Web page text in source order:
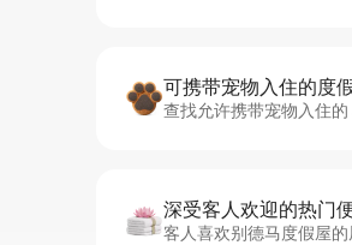
可携带宠物入住的度
查找允许携带宠物入住
深受客人欢迎的热门
客人喜欢别德马度假屋